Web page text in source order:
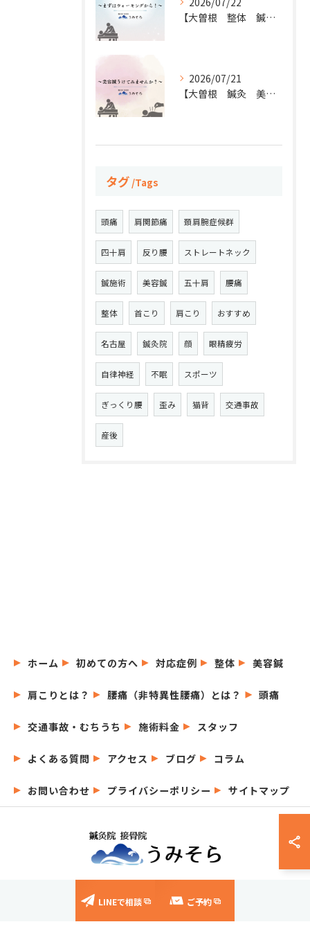
【大曽根 整体 鍼灸】
2026/07/21
【大曽根 鍼灸 美容鍼】
タグ Tags
頭痛 肩関節痛 頚肩腕症候群
四十肩 反り腰 ストレートネック
鍼施術 美容鍼 五十肩 腰痛
整体 首こり 肩こり おすすめ
名古屋 鍼灸院 顔 眼精疲労
自律神経 不眠 スポーツ
ぎっくり腰 歪み 猫背 交通事故
産後
LINEで相談 ご予約
ホーム 初めての方へ 対応症例 整体 美容鍼
肩こりとは？ 腰痛（非特異性腰痛）とは？ 頭痛
交通事故・むちうち 施術料金 スタッフ
よくある質問 アクセス ブログ コラム
お問い合わせ プライバシーポリシー サイトマップ
© 2026 愛知県名古屋市の鍼灸院なら鍼灸院接骨院うみそら ALL RIGHTS
RESERVED.